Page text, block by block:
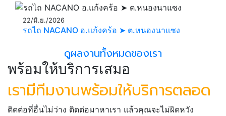
22/มิ.ย./2026
รถไถ NACANO อ.แก้งคร้อ ➤ ต.หนองนาแซง
ดูผลงานทั้งหมดของเรา
พร้อมให้บริการเสมอ
เรามีทีมงานพร้อมให้บริการตลอด
ติดต่อที่อื่นไม่ว่าง ติดต่อมาหาเรา แล้วคุณจะไม่ผิดหวัง